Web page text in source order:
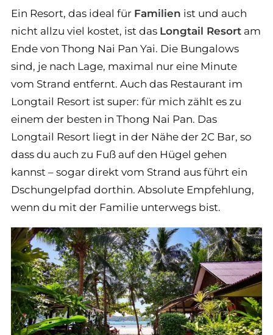
Ein Resort, das ideal für Familien ist und auch
nicht allzu viel kostet, ist das Longtail Resort am
Ende von Thong Nai Pan Yai. Die Bungalows
sind, je nach Lage, maximal nur eine Minute
vom Strand entfernt. Auch das Restaurant im
Longtail Resort ist super: für mich zählt es zu
einem der besten in Thong Nai Pan. Das
Longtail Resort liegt in der Nähe der 2C Bar, so
dass du auch zu Fuß auf den Hügel gehen
kannst – sogar direkt vom Strand aus führt ein
Dschungelpfad dorthin. Absolute Empfehlung,
wenn du mit der Familie unterwegs bist.